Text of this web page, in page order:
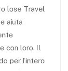
lose Travel
aiuta
con loro. Il
per l’intero